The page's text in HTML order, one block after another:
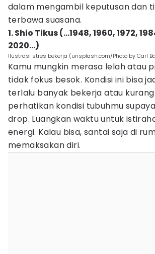
dalam mengambil keputusan dan
terbawa suasana.
1. Shio Tikus (…1948, 1960, 1972,
2020…)
Ilustrasi stres bekerja (unsplash.com/Photo by Carl
Kamu mungkin merasa lelah atau
tidak fokus besok. Kondisi ini bisa
terlalu banyak bekerja atau
perhatikan kondisi tubuhmu
drop. Luangkan waktu untuk
energi. Kalau bisa, santai saja di
memaksakan diri.